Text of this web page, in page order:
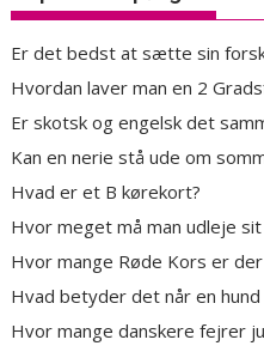
Er det bedst at sætte sin
Hvordan laver man en 2
Er skotsk og engelsk det
Kan en nerie stå ude om
Hvad er et B kørekort?
Hvor meget må man udleje
Hvor mange Røde Kors er der
Hvad betyder det når en
Hvor mange danskere fejrer